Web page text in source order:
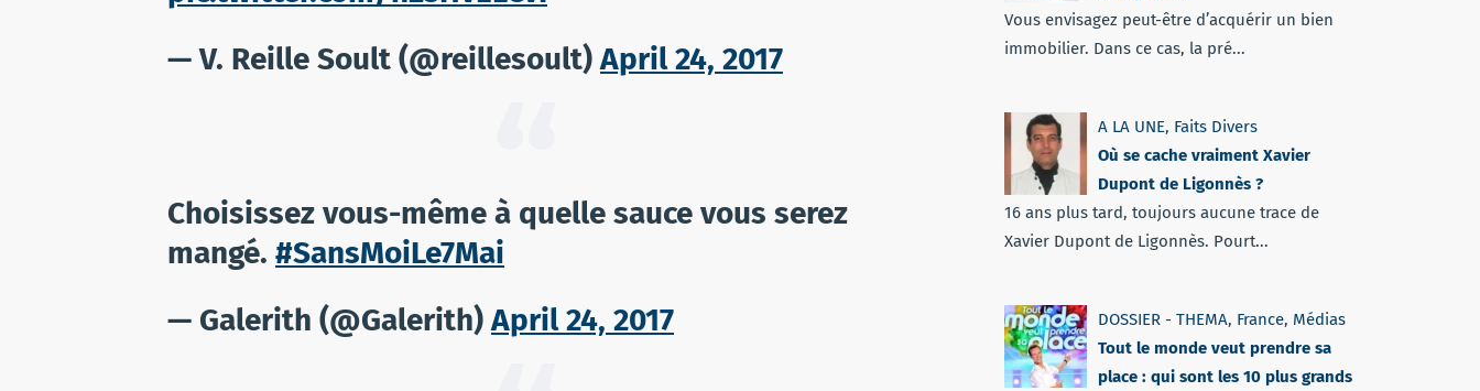
— V. Reille Soult (@reillesoult)April 24, 2017
Choisissez vous-même à quelle sauce vous serez
mangé. #SansMoiLe7Mai
— Galerith (@Galerith)April 24, 2017
Vous envisagez peut-être d’acquérir un bien
immobilier. Dans ce cas, la pré...
A LA UNE, Faits Divers
Où se cache vraiment Xavier
Dupont de Ligonnès ?
16 ans plus tard, toujours aucune trace de
Xavier Dupont de Ligonnès. Pourt...
DOSSIER - THEMA, France, Médias
Tout le monde veut prendre sa
place : qui sont les 10 plus grands